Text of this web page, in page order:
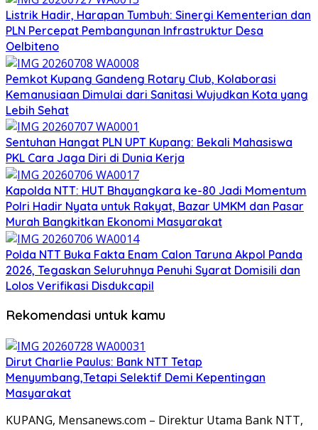
Listrik Hadir, Harapan Tumbuh: Sinergi Kementerian dan
PLN Percepat Pembangunan Infrastruktur Desa
Oelbiteno
Pemkot Kupang Gandeng Rotary Club, Kolaborasi
Kemanusiaan Dimulai dari Sanitasi Wujudkan Kota yang
Lebih Sehat
Sentuhan Hangat PLN UPT Kupang: Bekali Mahasiswa
PKL Cara Jaga Diri di Dunia Kerja
Kapolda NTT: HUT Bhayangkara ke-80 Jadi Momentum
Polri Hadir Nyata untuk Rakyat, Bazar UMKM dan Pasar
Murah Bangkitkan Ekonomi Masyarakat
Polda NTT Buka Fakta Enam Calon Taruna Akpol Panda
2026, Tegaskan Seluruhnya Penuhi Syarat Domisili dan
Lolos Verifikasi Disdukcapil
Rekomendasi untuk kamu
Dirut Charlie Paulus: Bank NTT Tetap
Menyumbang,Tetapi Selektif Demi Kepentingan
Masyarakat
KUPANG, Mensanews.com – Direktur Utama Bank NTT,